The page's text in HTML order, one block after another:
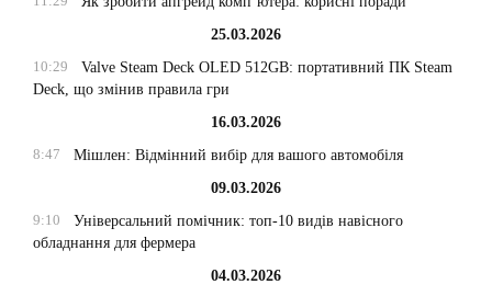
25.03.2026
10:29
Valve Steam Deck OLED 512GB: портативний ПК Steam
Deck, що змінив правила гри
16.03.2026
8:47
Мішлен: Відмінний вибір для вашого автомобіля
09.03.2026
9:10
Універсальний помічник: топ-10 видів навісного
обладнання для фермера
04.03.2026